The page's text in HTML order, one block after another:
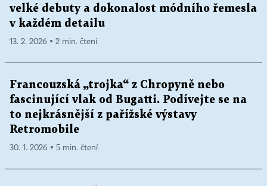
velké debuty a dokonalost módního řemesla
v každém detailu
13. 2. 2026 ▪ 2 min. čtení
Francouzská „trojka“ z Chropyně nebo
fascinující vlak od Bugatti. Podívejte se na
to nejkrásnější z pařížské výstavy
Retromobile
30. 1. 2026 ▪ 5 min. čtení